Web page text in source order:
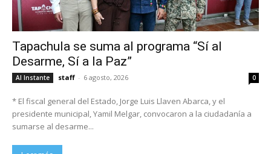
Tapachula se suma al programa “Sí al
Desarme, Sí a la Paz”
Al Instante staff - 6 agosto, 2026 0
* El fiscal general del Estado, Jorge Luis Llaven Abarca, y el
presidente municipal, Yamil Melgar, convocaron a la ciudadanía a
sumarse al desarme...